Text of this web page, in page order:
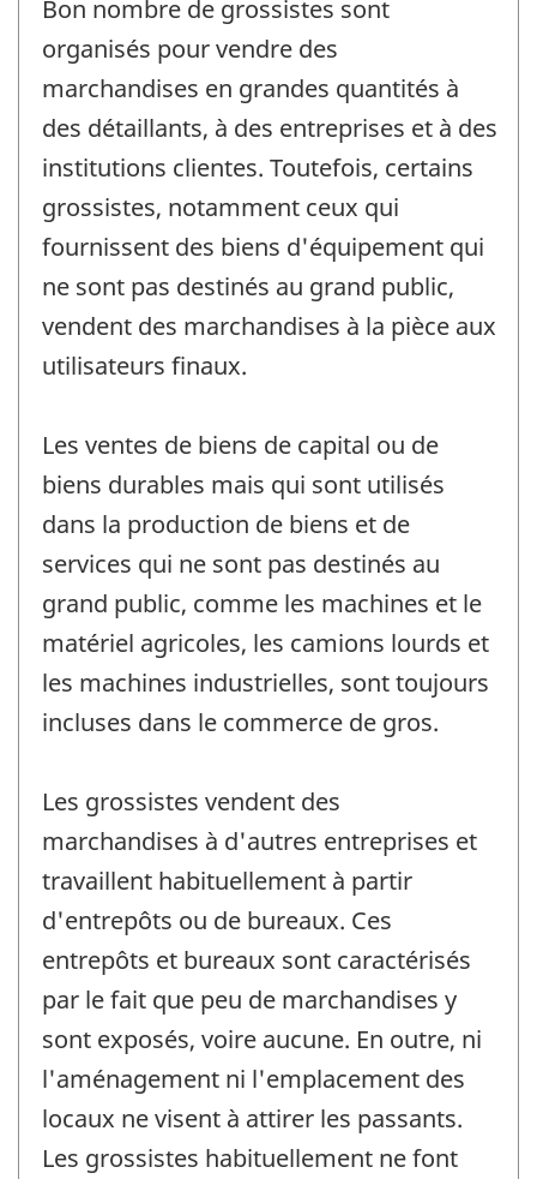
Bon nombre de grossistes sont
organisés pour vendre des
marchandises en grandes quantités à
des détaillants, à des entreprises et à des
institutions clientes. Toutefois, certains
grossistes, notamment ceux qui
fournissent des biens d'équipement qui
ne sont pas destinés au grand public,
vendent des marchandises à la pièce aux
utilisateurs finaux.
Les ventes de biens de capital ou de
biens durables mais qui sont utilisés
dans la production de biens et de
services qui ne sont pas destinés au
grand public, comme les machines et le
matériel agricoles, les camions lourds et
les machines industrielles, sont toujours
incluses dans le commerce de gros.
Les grossistes vendent des
marchandises à d'autres entreprises et
travaillent habituellement à partir
d'entrepôts ou de bureaux. Ces
entrepôts et bureaux sont caractérisés
par le fait que peu de marchandises y
sont exposés, voire aucune. En outre, ni
l'aménagement ni l'emplacement des
locaux ne visent à attirer les passants.
Les grossistes habituellement ne font